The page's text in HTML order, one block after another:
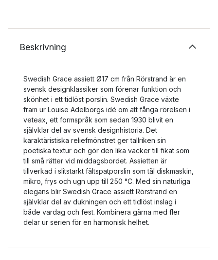
Beskrivning
Swedish Grace assiett Ø17 cm från Rörstrand är en
svensk designklassiker som förenar funktion och
skönhet i ett tidlöst porslin. Swedish Grace växte
fram ur Louise Adelborgs idé om att fånga rörelsen i
veteax, ett formspråk som sedan 1930 blivit en
självklar del av svensk designhistoria. Det
karaktäristiska reliefmönstret ger tallriken sin
poetiska textur och gör den lika vacker till fikat som
till små rätter vid middagsbordet. Assietten är
tillverkad i slitstarkt fältspatporslin som tål diskmaskin,
mikro, frys och ugn upp till 250 °C. Med sin naturliga
elegans blir Swedish Grace assiett Rörstrand en
självklar del av dukningen och ett tidlöst inslag i
både vardag och fest. Kombinera gärna med fler
delar ur serien för en harmonisk helhet.